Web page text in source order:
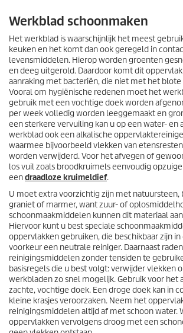
Werkblad schoonmaken
Het werkblad is waarschijnlijk het meest
keuken en het komt dan ook geregeld in
levensmiddelen. Hierop worden groenten
en deeg uitgerold. Daardoor komt dit
aanraking met bacteriën, die niet met het blote
Vooral om hygiënische redenen moet het
gebruik met een vochtige doek worden
per week volledig worden leeggemaakt en
een sterkere vervuiling kan u op een water- en
werkblad ook een alkalische
waarmee bijvoorbeeld vlekken van
worden verwijderd. Voor het afvegen of
los vuil zoals broodkruimels eenvoudig
eendraadloze kruimeldief.
U moet extra voorzichtig zijn met natuursteen,
graniet of marmer, want zuur- of
schoonmaakmiddelen kunnen dit materiaal
Hiervoor kunt u best speciale
oppervlakken gebruiken, die beschikbaar zijn in
voorkeur een neutrale reiniger. Daarnaast
reinigingsmiddelen zonder tensiden te
basisregels die u best volgt: verwijder vlekken
werkbladen zo snel mogelijk. Gebruik voor het
zachte, vochtige doek. Een droge doek kan in
kleine krasjes veroorzaken. Neem het
reinigingsmiddelen altijd af met schoon water.
oppervlakken vervolgens droog met een